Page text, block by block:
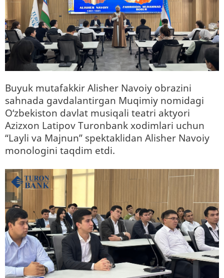
Buyuk mutafakkir Alisher Navoiy obrazini
sahnada gavdalantirgan Muqimiy nomidagi
O‘zbekiston davlat musiqali teatri aktyori
Azizxon Latipov Turonbank xodimlari uchun
“Layli va Majnun” spektaklidan Alisher Navoiy
monologini taqdim etdi.